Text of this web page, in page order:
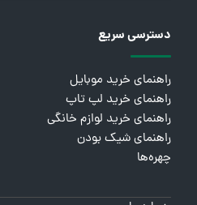
دسترسی سریع
راهنمای خرید موبایل
راهنمای خرید لپ تاپ
راهنمای خرید لوازم خانگی
راهنمای شیک بودن
چهره‌ها